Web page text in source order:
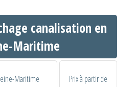
canalisation en
Maritime
Maritime Prix à partir de